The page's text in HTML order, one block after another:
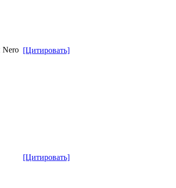
[Цитировать]
Nero
[Цитировать]